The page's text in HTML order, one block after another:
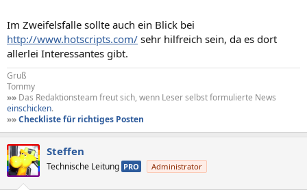
Im Zweifelsfalle sollte auch ein Blick bei
http://www.hotscripts.com/ sehr hilfreich sein, da es dort
allerlei Interessantes gibt.
Gruß
Tommy
»» Das Redaktionsteam freut sich, wenn Leser selbst formulierte News
einschicken.
»»Checkliste für richtiges Posten
Steffen
Technische Leitung PRO Administrator